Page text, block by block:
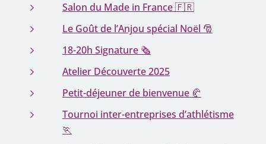
Salon du Made in France 🇫🇷
Le Goût de l’Anjou spécial Noël 🎅
18-20h Signature 🗞️
Atelier Découverte 2025
Petit-déjeuner de bienvenue 🥐
Tournoi inter-entreprises d’athlétisme
🏃